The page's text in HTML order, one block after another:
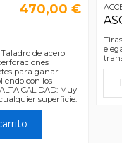
470,00 €
de acero
para ganar
con los
CALIDAD: Muy
superficie.